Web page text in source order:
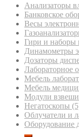
Анализаторы
Банковское
Весы
Гири и наборы
Динамометры
Дозаторы
Лабораторное
Мебель
Мебель
Модули
Негатоскопы
Облучатели и
Оборудование